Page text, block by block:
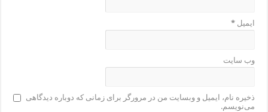
ایمیل*
وب‌ سایت
ذخیره نام، ایمیل و وبسایت من در مرورگر برای زمانی که دوباره دیدگاهی
می‌نویسم.